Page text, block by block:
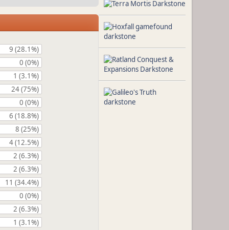
9 (28.1%)
0 (0%)
1 (3.1%)
24 (75%)
0 (0%)
6 (18.8%)
8 (25%)
4 (12.5%)
2 (6.3%)
2 (6.3%)
11 (34.4%)
0 (0%)
2 (6.3%)
1 (3.1%)